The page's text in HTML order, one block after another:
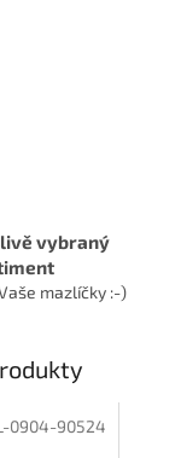
vybraný
mazlíčky :-)
0904-90524